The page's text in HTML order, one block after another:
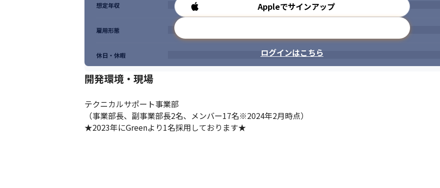
Appleでサインアップ
ログインはこちら
想定年収
雇用形態
休日・休暇
開発環境・現場
テクニカルサポート事業部
（事業部長、副事業部長2名、メンバー17名※2024年2月時点）
★2023年にGreenより1名採用しております★